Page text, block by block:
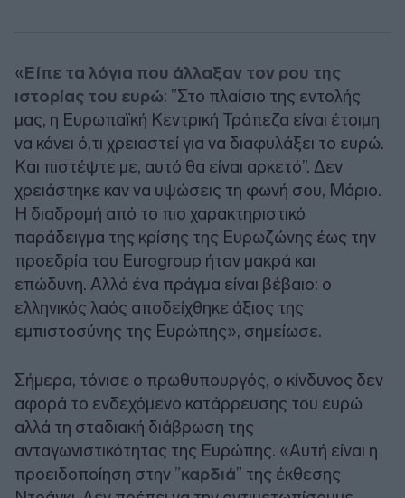
«Είπε τα λόγια που άλλαξαν τον ρου της
ιστορίας του ευρώ: ”Στο πλαίσιο της εντολής
μας, η Ευρωπαϊκή Κεντρική Τράπεζα είναι έτοιμη
να κάνει ό,τι χρειαστεί για να διαφυλάξει το ευρώ.
Και πιστέψτε με, αυτό θα είναι αρκετό”. Δεν
χρειάστηκε καν να υψώσεις τη φωνή σου, Μάριο.
Η διαδρομή από το πιο χαρακτηριστικό
παράδειγμα της κρίσης της Ευρωζώνης έως την
προεδρία του Eurogroup ήταν μακρά και
επώδυνη. Αλλά ένα πράγμα είναι βέβαιο: ο
ελληνικός λαός αποδείχθηκε άξιος της
εμπιστοσύνης της Ευρώπης», σημείωσε.
Σήμερα, τόνισε ο πρωθυπουργός, ο κίνδυνος δεν
αφορά το ενδεχόμενο κατάρρευσης του ευρώ
αλλά τη σταδιακή διάβρωση της
ανταγωνιστικότητας της Ευρώπης. «Αυτή είναι η
προειδοποίηση στην ”καρδιά” της έκθεσης